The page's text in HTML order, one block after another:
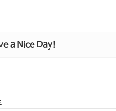
a Nice Day!